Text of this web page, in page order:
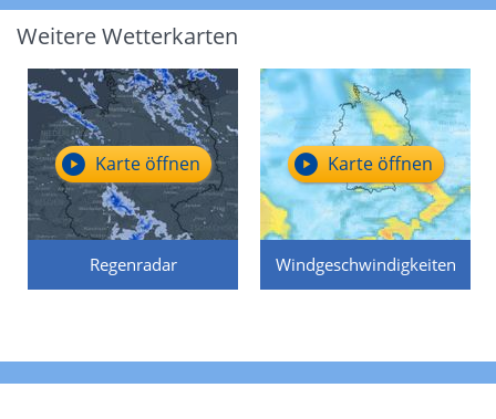
Weitere Wetterkarten
Regenradar
Karte öffnen
Windgeschwindigkeiten
Karte öffnen